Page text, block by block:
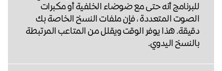
للبرنامج أنه حتى مع ضوضاء الخلفية أو مكبرات
الصوت المتعددة ، فإن ملفات النسخ الخاصة بك
دقيقة. هذا يوفر الوقت ويقلل من المتاعب المرتبطة
بالنسخ اليدوي.